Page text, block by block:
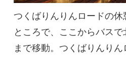
つくばりんりんロードの休
ところで、ここからバスで
まで移動。つくばりんり